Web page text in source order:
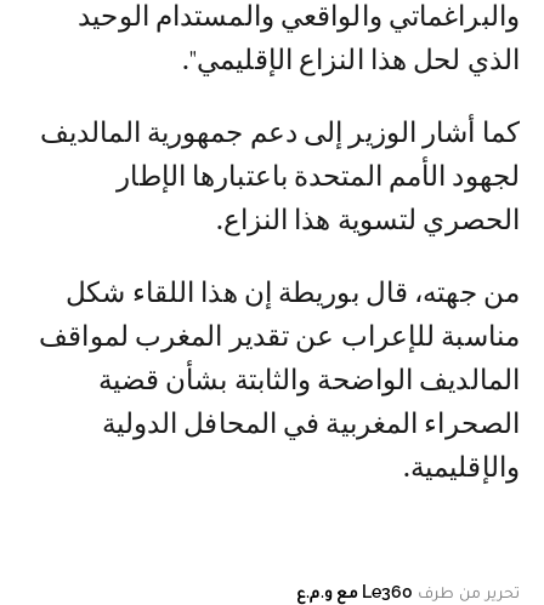
والبراغماتي والواقعي والمستدام الوحيد
الذي لحل هذا النزاع الإقليمي".
كما أشار الوزير إلى دعم جمهورية المالديف
لجهود الأمم المتحدة باعتبارها الإطار
الحصري لتسوية هذا النزاع.
من جهته، قال بوريطة إن هذا اللقاء شكل
مناسبة للإعراب عن تقدير المغرب لمواقف
المالديف الواضحة والثابتة بشأن قضية
الصحراء المغربية في المحافل الدولية
والإقليمية.
تحرير من طرف Le360 مع و.م.ع